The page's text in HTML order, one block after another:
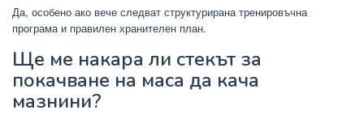
Да, особено ако вече следват структурирана тренировъчна
програма и правилен хранителен план.
Ще ме накара ли стекът за
покачване на маса да кача
мазнини?